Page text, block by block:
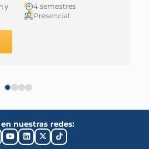
y
4 semestres
Presencial
nuestras redes: